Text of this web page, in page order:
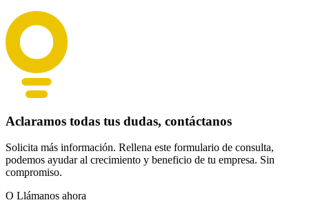
Aclaramos todas tus dudas, contáctanos
Solicita más información. Rellena este formulario de consulta,
podemos ayudar al crecimiento y beneficio de tu empresa. Sin
compromiso.
O Llámanos ahora